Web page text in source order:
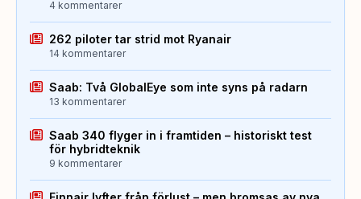
4 kommentarer
262 piloter tar strid mot Ryanair
14 kommentarer
Saab: Två GlobalEye som inte syns på radarn
13 kommentarer
Saab 340 flyger in i framtiden – historiskt test
för hybridteknik
9 kommentarer